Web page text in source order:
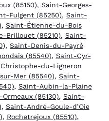
(85150), Saint-Georges-
Fulgent (85250), Saint-
, Saint-Étienne-du-Bois
Brillouet (85210), Saint-
, Saint-Denis-du-Payré
(85540), Saint-Cyr-
du-Ligneron
Mer (85540), Saint-
, Saint-Aubin-la-Plaine
(85130), Saint-
, Saint-André-Goule-d’Oie
, Rochetrejoux (85510),